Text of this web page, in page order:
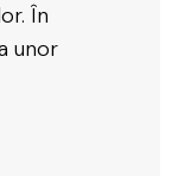
În
unor